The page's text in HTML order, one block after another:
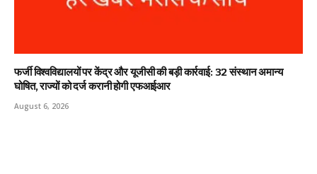
फर्जी विश्वविद्यालयों पर केंद्र और यूजीसी की बड़ी कार्रवाई: 32 संस्थान अमान्य
घोषित, राज्यों को दर्ज करानी होगी एफआईआर
August 6, 2026